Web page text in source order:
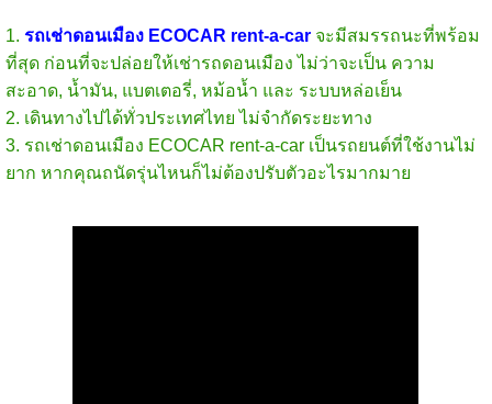
1. รถเช่าดอนเมือง ECOCAR rent-a-carจะมีสมรรถนะที่พร้อม
ที่สุด ก่อนที่จะปล่อยให้เช่ารถดอนเมือง ไม่ว่าจะเป็น ความ
สะอาด, น้ำมัน, แบตเตอรี่, หม้อน้ำ และ ระบบหล่อเย็น
2. เดินทางไปได้ทั่วประเทศไทย ไม่จำกัดระยะทาง
3. รถเช่าดอนเมือง ECOCAR rent-a-car เป็นรถยนต์ที่ใช้งานไม่
ยาก หากคุณถนัดรุ่นไหนก็ไม่ต้องปรับตัวอะไรมากมาย